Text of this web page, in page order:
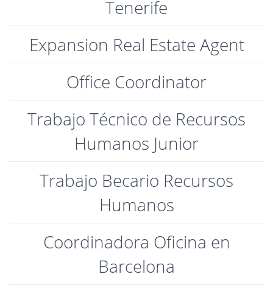
Tenerife
Expansion Real Estate Agent
Office Coordinator
Trabajo Técnico de Recursos
Humanos Junior
Trabajo Becario Recursos
Humanos
Coordinadora Oficina en
Barcelona